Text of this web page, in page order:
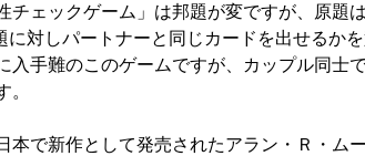
チェックゲーム」は邦題が変ですが、原題
に対しパートナーと同じカードを出せるか
入手難のこのゲームですが、カップル同士
。
本で新作として発売されたアラン・Ｒ・ム